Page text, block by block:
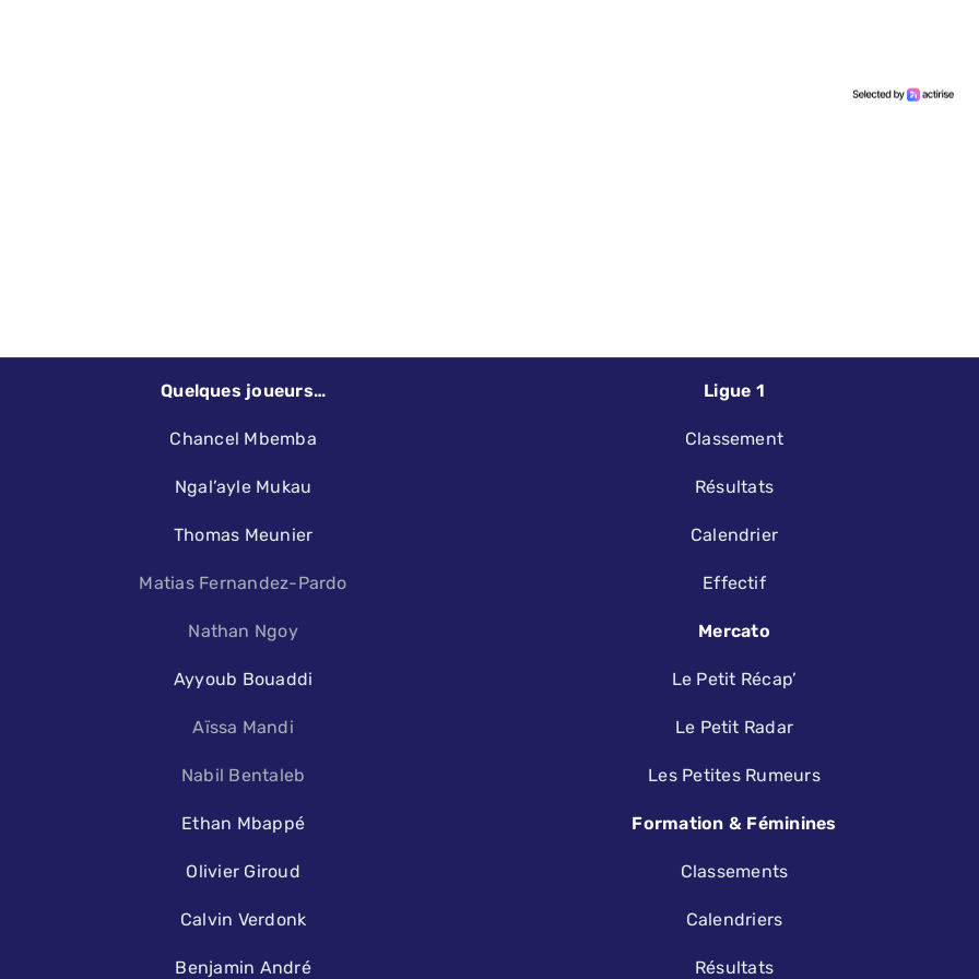
Quelques joueurs…
Chancel Mbemba
Ngal’ayle Mukau
Thomas Meunier
Matias Fernandez-Pardo
Nathan Ngoy
Ayyoub Bouaddi
Aïssa Mandi
Nabil Bentaleb
Ethan Mbappé
Olivier Giroud
Calvin Verdonk
Benjamin André
Ligue 1
Classement
Résultats
Calendrier
Effectif
Mercato
Le Petit Récap’
Le Petit Radar
Les Petites Rumeurs
Formation & Féminines
Classements
Calendriers
Résultats